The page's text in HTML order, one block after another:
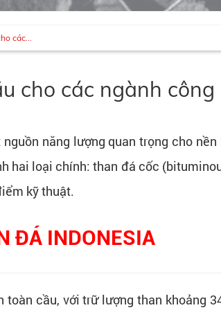
các...
cho các ngành công
năng lượng quan trọng cho
hai loại chính: than đá cốc
kỹ thuật.
ĐÁ INDONESIA
cầu, với trữ lượng than khoảng